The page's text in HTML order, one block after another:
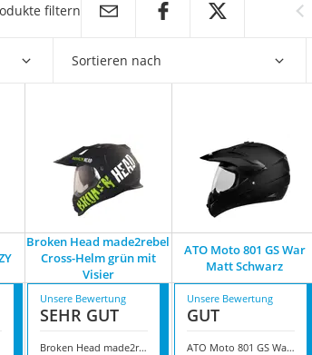
filtern
Sortieren nach
Broken Head made2rebel
Cross-Helm grün mit
Visier
ATO Moto 801 GS War
Matt Schwarz
Unsere Bewertung
SEHR GUT
Broken Head made2rebel Cross-Helm grün mit Visier
Unsere Bewertung
GUT
ATO Moto 801 GS War Matt Schwarz